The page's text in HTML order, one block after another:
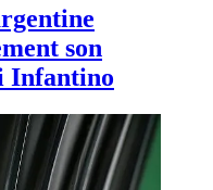
son
Infantino